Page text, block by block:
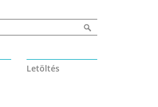
Letöltés